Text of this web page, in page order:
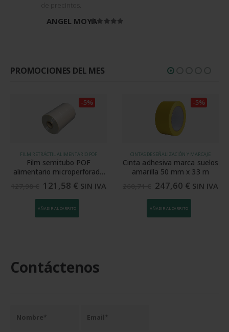
de precintos.
ANGEL MOYA
PROMOCIONES DEL MES
FILM RETRÁCTIL ALIMENTARIO POF
Film semitubo POF
alimentario microperforado
35 cm 15 my
121,58 € SIN IVA
-5%
AÑADIR AL CARRITO
CINTAS DE SEÑALIZACIÓN Y MARCAJE
Cinta adhesiva marca suelos
amarilla 50 mm x 33 m
247,60 € SIN IVA
-5%
AÑADIR AL CARRITO
Contáctenos